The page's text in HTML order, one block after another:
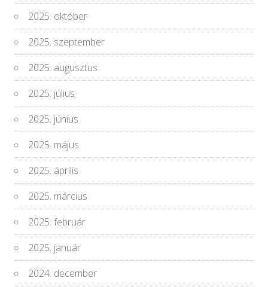
2025. október
2025. szeptember
2025. augusztus
2025. július
2025. június
2025. május
2025. április
2025. március
2025. február
2025. január
2024. december